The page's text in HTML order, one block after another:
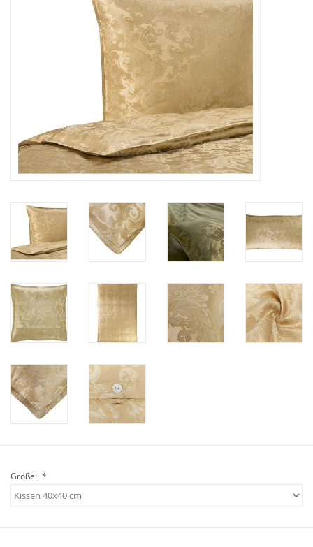
Badezimmer & Sauna
Plaids, Decken, Kissen
Mode & Accessoires
Edles aus Cashmere
Tisch & Küche
Kinder
Geschenkideen und
Gutscheine
Accessoires Spa
Angebote
Info-Service
Über uns
Größe:: *